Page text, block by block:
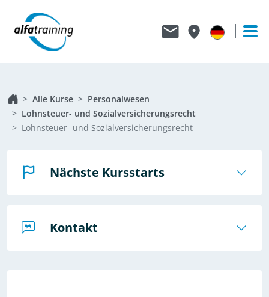
Alle Kurse
Personalwesen
Lohnsteuer- und Sozialversicherungsrecht
Lohnsteuer- und Sozialversicherungsrecht
Nächste Kursstarts
Kontakt